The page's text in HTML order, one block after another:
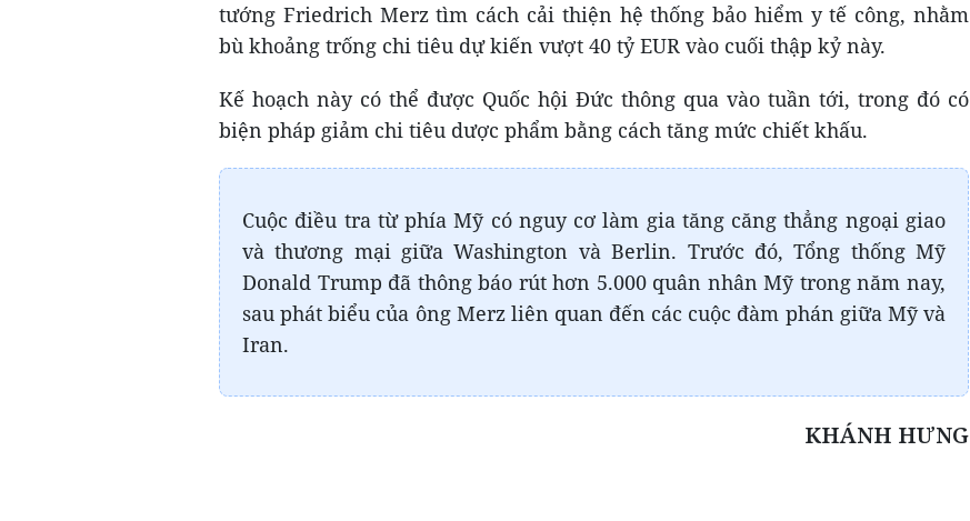
tướng Friedrich Merz tìm cách cải thiện hệ thống bảo hiểm y tế công, nhằm
bù khoảng trống chi tiêu dự kiến vượt 40 tỷ EUR vào cuối thập kỷ này.
Kế hoạch này có thể được Quốc hội Đức thông qua vào tuần tới, trong đó có
biện pháp giảm chi tiêu dược phẩm bằng cách tăng mức chiết khấu.
Cuộc điều tra từ phía Mỹ có nguy cơ làm gia tăng căng thẳng ngoại giao
và thương mại giữa Washington và Berlin. Trước đó, Tổng thống Mỹ
Donald Trump đã thông báo rút hơn 5.000 quân nhân Mỹ trong năm nay,
sau phát biểu của ông Merz liên quan đến các cuộc đàm phán giữa Mỹ và
Iran.
KHÁNH HƯNG